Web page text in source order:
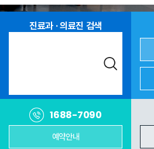
진료과 · 의료진 검색
진료과 의료진
1688-7090
예약안내